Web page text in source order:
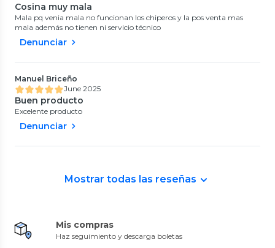
Cosina muy mala
Mala pq venia mala no funcionan los chiperos y la pos venta mas
mala además no tienen ni servicio técnico
Denunciar
Manuel Briceño
June 2025
Buen producto
Excelente producto
Denunciar
Mostrar todas las reseñas
Mis compras
Haz seguimiento y descarga boletas